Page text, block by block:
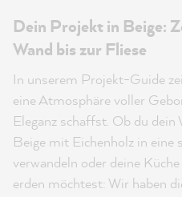
Dein Projekt in Beige:
Wand bis zur Fliese
In unserem Projekt-Guide
eine Atmosphäre voller
Eleganz schaffst. Ob du
Beige mit Eichenholz in eine
verwandeln oder deine
erden möchtest: Wir haben